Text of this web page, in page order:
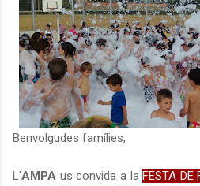
Benvolgudes famílies,
L'AMPA us convida a laFESTA DE